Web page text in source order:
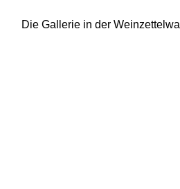
Die Gallerie in der